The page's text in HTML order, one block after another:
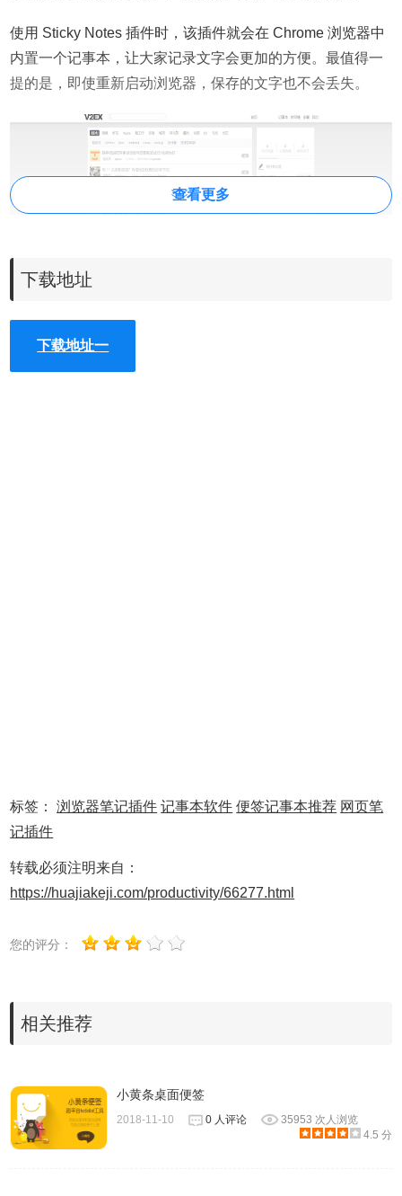
使用 Sticky Notes 插件时，该插件就会在 Chrome 浏览器中
内置一个记事本，让大家记录文字会更加的方便。最值得一
提的是，即使重新启动浏览器，保存的文字也不会丢失。
查看更多
下载地址
下载地址一
标签： 浏览器笔记插件 记事本软件 便签记事本推荐 网页笔
记插件
转载必须注明来自：
https://huajiakeji.com/productivity/66277.html
您的评分：
相关推荐
小黄条桌面便签
2018-11-10 0 人评论
35953 次人浏览
4.5 分